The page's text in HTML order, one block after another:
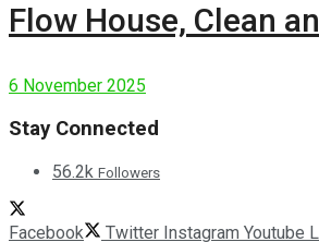
Flow House, Clean
6 November 2025
Stay Connected
56.2k Followers
Facebook Twitter Instagram Youtube